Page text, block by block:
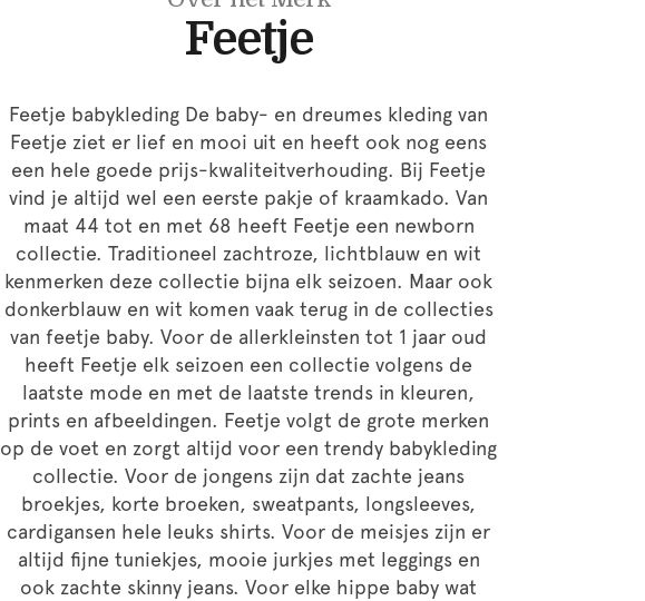
Feetje
Feetje babykleding De baby- en dreumes kleding van
Feetje ziet er lief en mooi uit en heeft ook nog eens
een hele goede prijs-kwaliteitverhouding. Bij Feetje
vind je altijd wel een eerste pakje of kraamkado. Van
maat 44 tot en met 68 heeft Feetje een newborn
collectie. Traditioneel zachtroze, lichtblauw en wit
kenmerken deze collectie bijna elk seizoen. Maar ook
donkerblauw en wit komen vaak terug in de collecties
van feetje baby. Voor de allerkleinsten tot 1 jaar oud
heeft Feetje elk seizoen een collectie volgens de
laatste mode en met de laatste trends in kleuren,
prints en afbeeldingen. Feetje volgt de grote merken
op de voet en zorgt altijd voor een trendy babykleding
collectie. Voor de jongens zijn dat zachte jeans
broekjes, korte broeken, sweatpants, longsleeves,
cardigansen hele leuks shirts. Voor de meisjes zijn er
altijd fijne tuniekjes, mooie jurkjes met leggings en
ook zachte skinny jeans. Voor elke hippe baby wat